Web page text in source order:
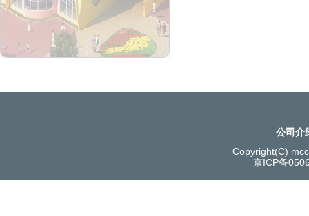
公司介
Copyright(C)
京ICP备